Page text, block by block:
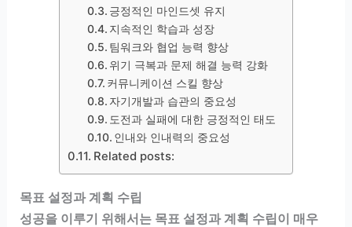
긍정적인 마인드셋 유지
지속적인 학습과 성장
팀워크와 협업 능력 향상
위기 극복과 문제 해결 능력 강화
커뮤니케이션 스킬 향상
자기개발과 습관의 중요성
도전과 실패에 대한 긍정적인 태도
인내와 인내력의 중요성
Related posts:
목표 설정과 계획 수립
성공을 이루기 위해서는 목표 설정과 계획 수립이 매우